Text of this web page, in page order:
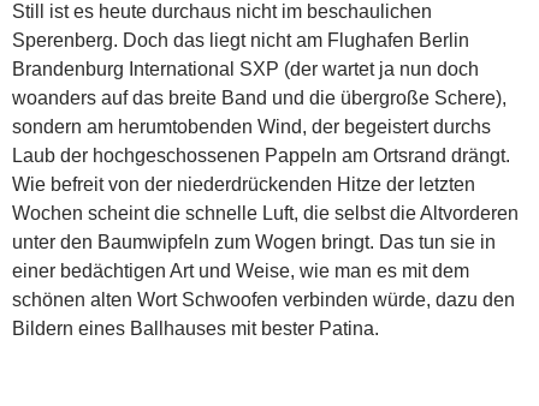
Still ist es heute durchaus nicht im beschaulichen
Sperenberg. Doch das liegt nicht am Flughafen Berlin
Brandenburg International SXP (der wartet ja nun doch
woanders auf das breite Band und die übergroße Schere),
sondern am herumtobenden Wind, der begeistert durchs
Laub der hochgeschossenen Pappeln am Ortsrand drängt.
Wie befreit von der niederdrückenden Hitze der letzten
Wochen scheint die schnelle Luft, die selbst die Altvorderen
unter den Baumwipfeln zum Wogen bringt. Das tun sie in
einer bedächtigen Art und Weise, wie man es mit dem
schönen alten Wort Schwoofen verbinden würde, dazu den
Bildern eines Ballhauses mit bester Patina.